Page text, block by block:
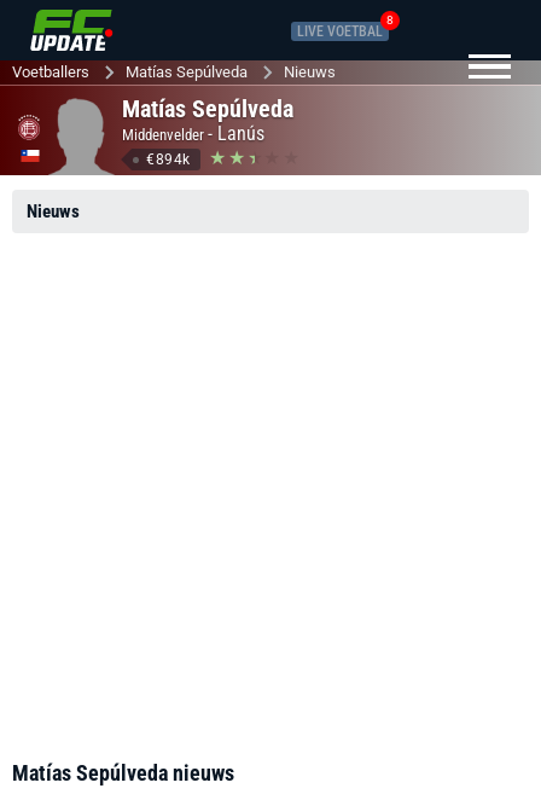
LIVE VOETBAL
8
Voetballers Matías Sepúlveda Nieuws
Matías Sepúlveda
Middenvelder - Lanús
€894k
Nieuws
Matías Sepúlveda nieuws